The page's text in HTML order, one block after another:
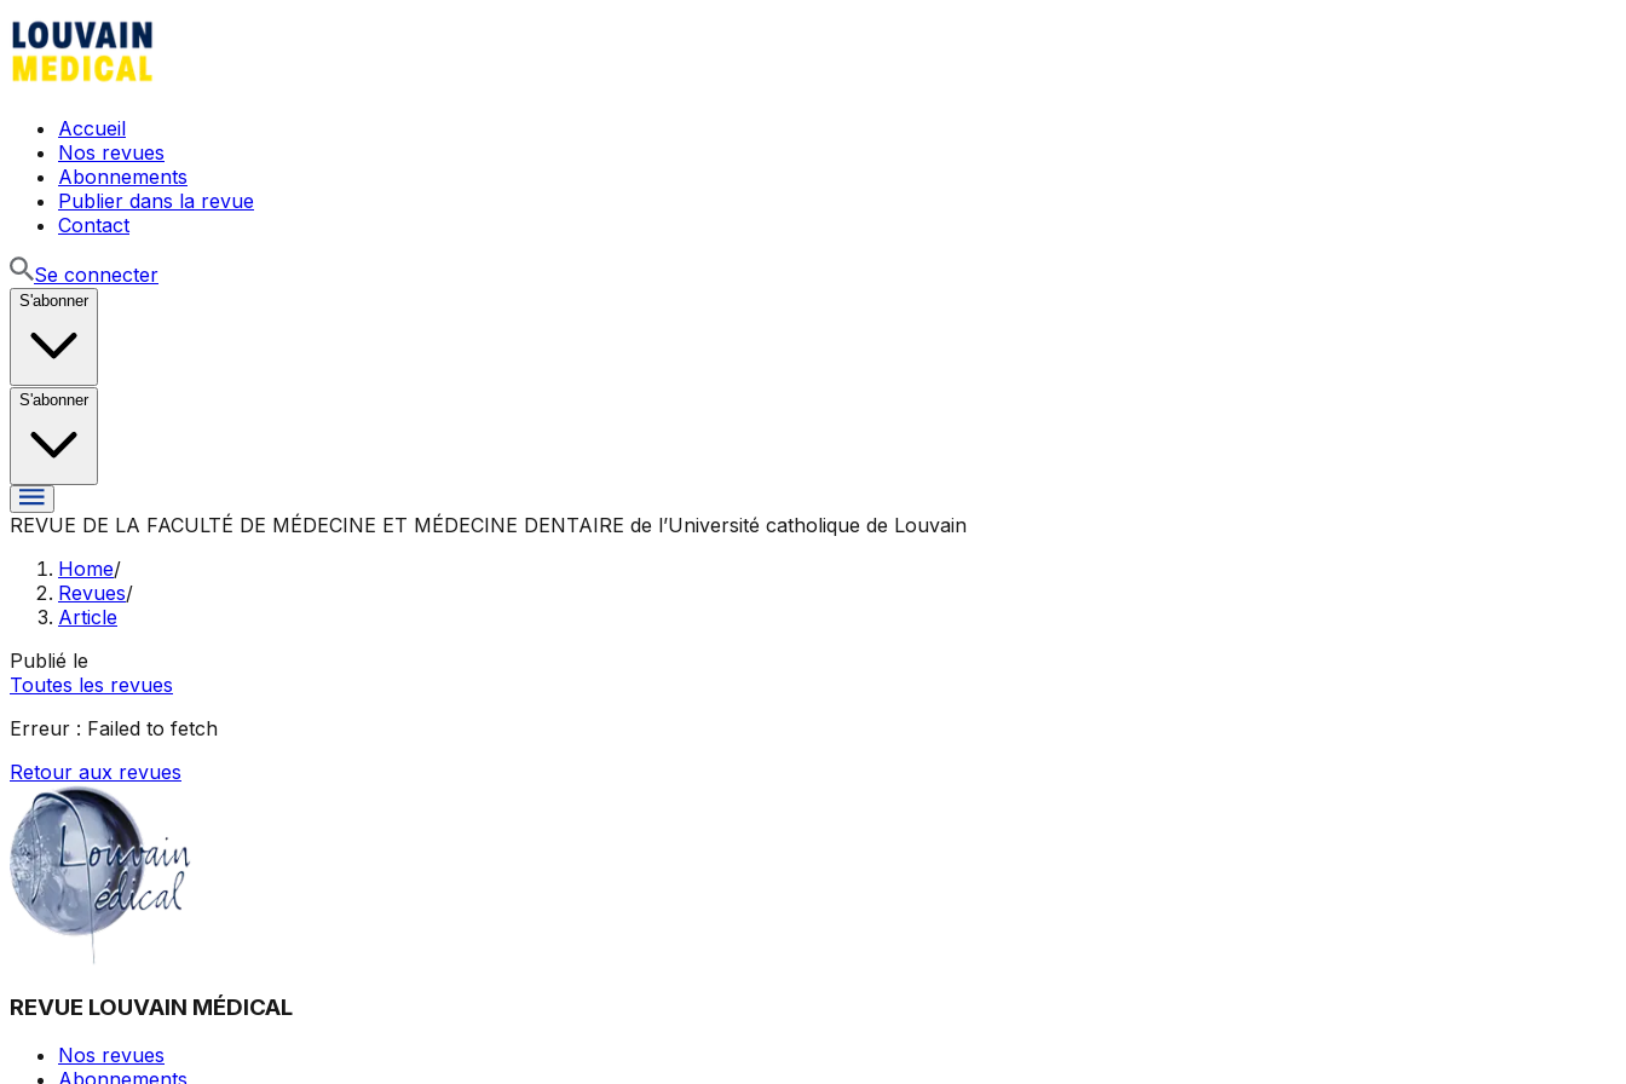
Accueil
Nos revues
Abonnements
Publier dans la revue
Contact
Se connecter
S'abonner
S'abonner
REVUE DE LA FACULTÉ DE MÉDECINE ET MÉDECINE DENTAIRE de l’Université catholique de Louvain
Home/
Revues/
Article
Publié le
Toutes les revues
Erreur : Failed to fetch
Retour aux revues
REVUE LOUVAIN MÉDICAL
Nos revues